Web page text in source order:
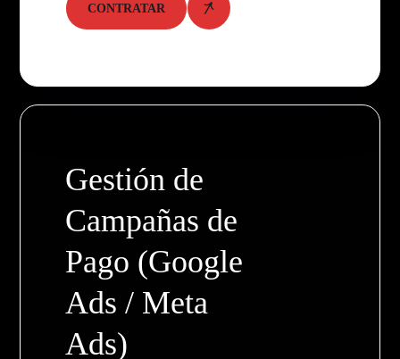
CONTRATAR
Gestión de
Campañas de
Pago (Google
Ads / Meta
Ads)